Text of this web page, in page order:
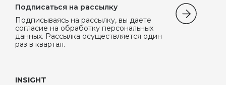
Подписаться на рассылку
Подписываясь на рассылку, вы даете
согласие на обработку персональных
данных. Рассылка осуществляется один
раз в квартал.
INSIGHT